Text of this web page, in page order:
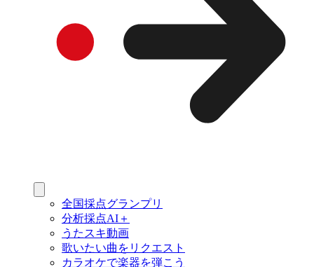
全国採点グランプリ
分析採点AI＋
うたスキ動画
歌いたい曲をリクエスト
カラオケで楽器を弾こう